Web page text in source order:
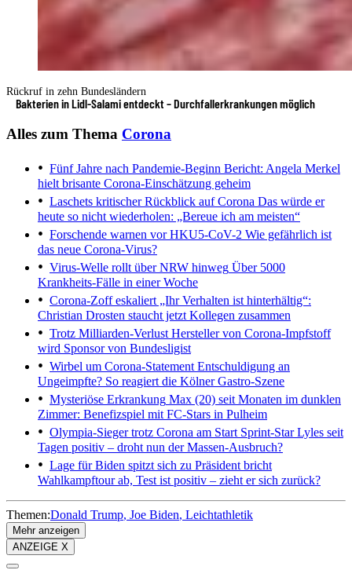
Rückruf in zehn Bundesländern
Bakterien in Lidl-Salami entdeckt – Durchfallerkrankungen möglich
Alles zum Thema Corona
Fünf Jahre nach Pandemie-Beginn Bericht: Angela Merkel
hielt brisante Corona-Einschätzung geheim
Laschets kritischer Rückblick auf Corona Das würde er
heute so nicht wiederholen: „Bereue ich am meisten“
Forschende warnen vor HKU5-CoV-2 Wie gefährlich ist
das neue Corona-Virus?
Virus-Welle rollt über NRW hinweg Über 5000
Krankheits-Fälle in einer Woche
Corona-Zoff eskaliert „Ihr Verhalten ist hinterhältig“:
Christian Drosten staucht jetzt Kollegen zusammen
Trotz Milliarden-Verlust Hersteller von Corona-Impfstoff
wird Sponsor von Bundesligist
Wirbel um Corona-Statement Entschuldigung an
Ungeimpfte? So reagiert die Kölner Gastro-Szene
Mysteriöse Erkrankung Max (20) seit Monaten im dunklen
Zimmer: Benefizspiel mit FC-Stars in Pulheim
Olympia-Sieger trotz Corona am Start Sprint-Star Lyles seit
Tagen positiv – droht nun der Massen-Ausbruch?
Lage für Biden spitzt sich zu Präsident bricht
Wahlkampftour ab, Test ist positiv – zieht er sich zurück?
Themen:Donald Trump Joe Biden Leichtathletik
Mehr anzeigen
ANZEIGE X